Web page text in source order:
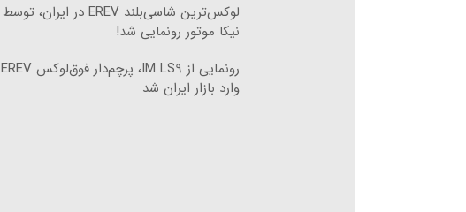
لوکس‌ترین شاسی‌بلند EREV در ایران، توسط
نیکا موتور رونمایی شد!
رونمایی از IM LS۹، پرچم‌دار فوق‌لوکس EREV
وارد بازار ایران شد